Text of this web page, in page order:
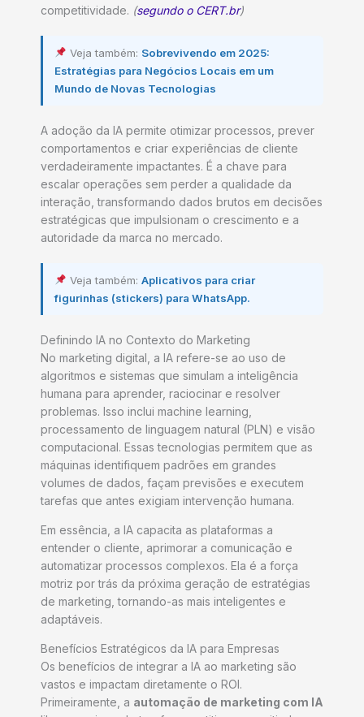
competitividade. (segundo o CERT.br)
Veja também: Sobrevivendo em 2025:
Estratégias para Negócios Locais em um
Mundo de Novas Tecnologias
A adoção da IA permite otimizar processos, prever
comportamentos e criar experiências de cliente
verdadeiramente impactantes. É a chave para
escalar operações sem perder a qualidade da
interação, transformando dados brutos em decisões
estratégicas que impulsionam o crescimento e a
autoridade da marca no mercado.
Veja também:Aplicativos para criar
figurinhas (stickers) para WhatsApp.
Definindo IA no Contexto do Marketing
No marketing digital, a IA refere-se ao uso de
algoritmos e sistemas que simulam a inteligência
humana para aprender, raciocinar e resolver
problemas. Isso inclui machine learning,
processamento de linguagem natural (PLN) e visão
computacional. Essas tecnologias permitem que as
máquinas identifiquem padrões em grandes
volumes de dados, façam previsões e executem
tarefas que antes exigiam intervenção humana.
Em essência, a IA capacita as plataformas a
entender o cliente, aprimorar a comunicação e
automatizar processos complexos. Ela é a força
motriz por trás da próxima geração de estratégias
de marketing, tornando-as mais inteligentes e
adaptáveis.
Benefícios Estratégicos da IA para Empresas
Os benefícios de integrar a IA ao marketing são
vastos e impactam diretamente o ROI.
Primeiramente, a automação de marketing com IA